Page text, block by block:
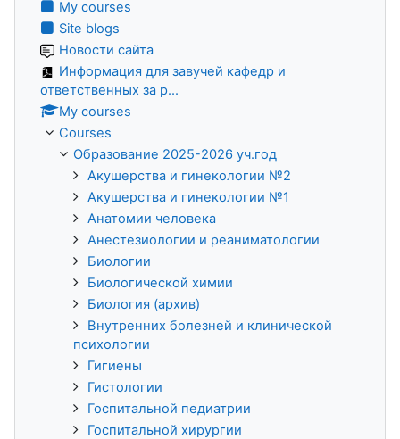
My courses
Site blogs
Новости сайта
Информация для завучей кафедр и
ответственных за р...
My courses
Courses
Образование 2025-2026 уч.год
Акушерства и гинекологии №2
Акушерства и гинекологии №1
Анатомии человека
Анестезиологии и реаниматологии
Биологии
Биологической химии
Биология (архив)
Внутренних болезней и клинической
психологии
Гигиены
Гистологии
Госпитальной педиатрии
Госпитальной хирургии